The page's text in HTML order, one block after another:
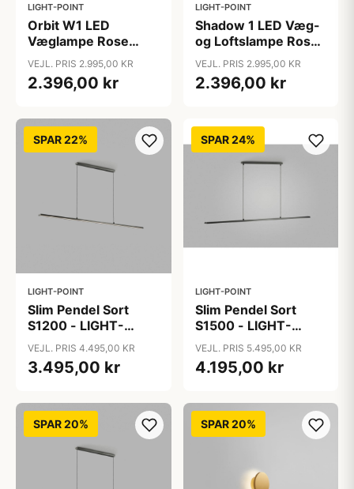
LIGHT-POINT
Orbit W1 LED
Væglampe Rose
Gold 2700K - LIGHT-
POINT
VEJL. PRIS 2.995,00 KR
2.396,00 kr
LIGHT-POINT
Shadow 1 LED Væg-
og Loftslampe Rose
Gold - LIGHT-POINT
VEJL. PRIS 2.995,00 KR
2.396,00 kr
SPAR 22%
LIGHT-POINT
Slim Pendel Sort
S1200 - LIGHT-
POINT
VEJL. PRIS 4.495,00 KR
3.495,00 kr
SPAR 24%
LIGHT-POINT
Slim Pendel Sort
S1500 - LIGHT-
POINT
VEJL. PRIS 5.495,00 KR
4.195,00 kr
SPAR 20% SPAR 20%